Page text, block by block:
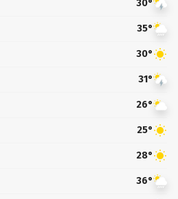
30°
35°
30°
31°
26°
25°
28°
36°